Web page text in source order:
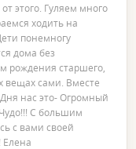
этого. Гуляем много
ходить на
понемногу
дома без
рождения старшего,
вещах сами. Вместе
нас это- Огромный
С большим
с вами своей
Елена